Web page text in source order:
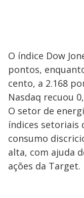
O índice Dow
pontos,
cento, a 2.168
Nasdaq recuou
O setor de
índices setoriais
consumo
alta, com ajuda
ações da Target.